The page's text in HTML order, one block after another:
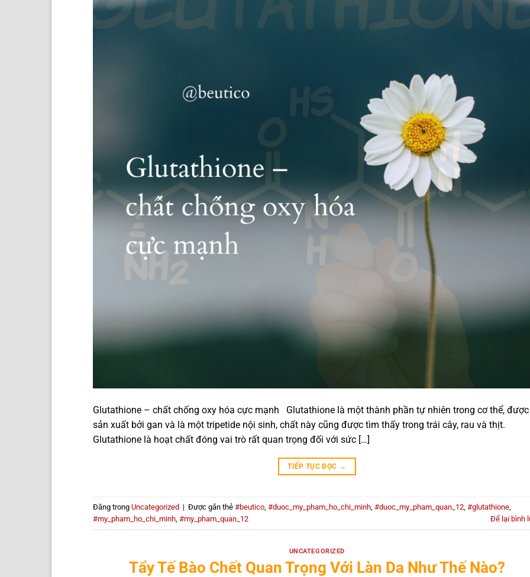
Glutathione – chất chống oxy hóa cực mạnh Glutathione là một thành phần tự nhiên trong cơ thể, được
sản xuất bởi gan và là một tripetide nội sinh, chất này cũng được tìm thấy trong trái cây, rau và thịt.
Glutathione là hoạt chất đóng vai trò rất quan trọng đối với sức […]
TIẾP TỤC ĐỌC →
Đăng trong Uncategorized | Được gắn thẻ #beutico #duoc_my_pham_ho_chi_minh #duoc_my_pham_quan_12 #glutathione
#my_pham_ho_chi_minh #my_pham_quan_12 Để lại bình
UNCATEGORIZED
Tẩy Tế Bào Chết Quan Trọng Với Làn Da Như Thế Nào?